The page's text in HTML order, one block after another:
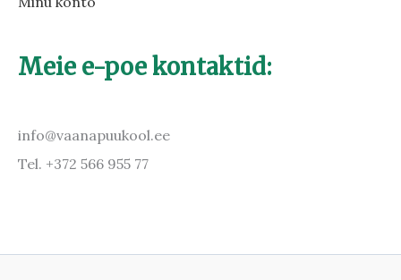
Meie e-poe kontaktid:
info@vaanapuukool.ee
Tel. +372 566 955 77